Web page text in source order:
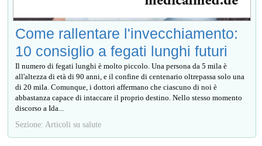
Come rallentare l'invecchiamento:
10 consiglio a fegati lunghi futuri
Il numero di fegati lunghi è molto piccolo. Una persona da 5 mila è
all'altezza di età di 90 anni, e il confine di centenario oltrepassa solo una
di 20 mila. Comunque, i dottori affermano che ciascuno di noi è
abbastanza capace di intaccare il proprio destino. Nello stesso momento
discorso a Ida...
Sezione: Articoli su salute